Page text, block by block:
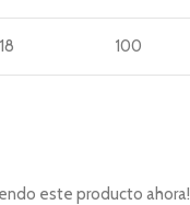
100
este producto ahora!